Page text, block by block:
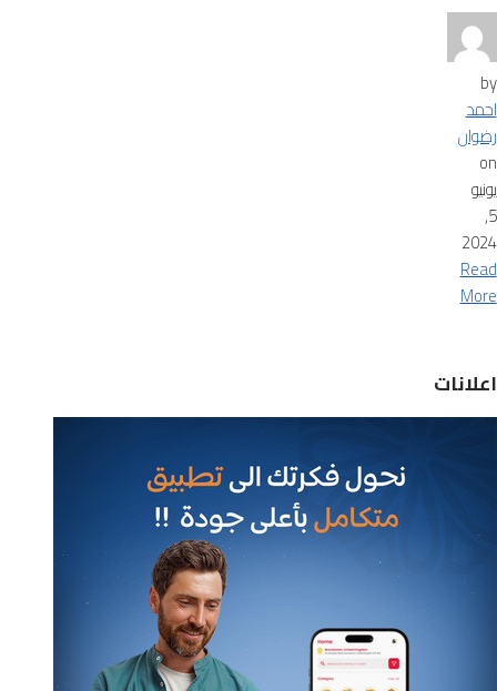
by
احمد
رضوان
on
يونيو
5,
2024
Read
More
اعلانات